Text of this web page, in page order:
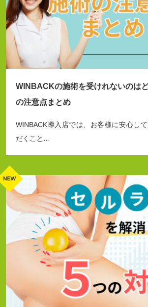
WINBACKの施術を受けれないのは
の注意点まとめ
WINBACK導入店では、お客様に安心し
だくこと…